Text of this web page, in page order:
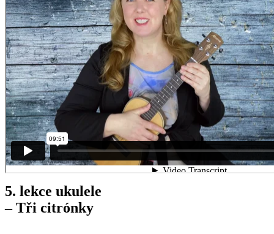
5. lekce ukulele
– Tři citrónky